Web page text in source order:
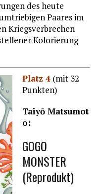
des heute
Paares im
Kriegsverbrechen
Kolorierung
Platz 4(mit 32
Punkten)
Taiyō Matsumot
o:
GOGO
MONSTER
(Reprodukt)